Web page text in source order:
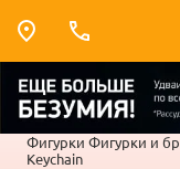
Фигурки Фигурки и
Keychain